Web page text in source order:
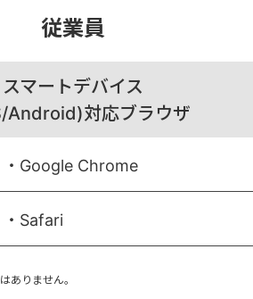
従業員
スマートデバイス
Android)対応ブラウザ
・Google Chrome
・Safari
ありません。